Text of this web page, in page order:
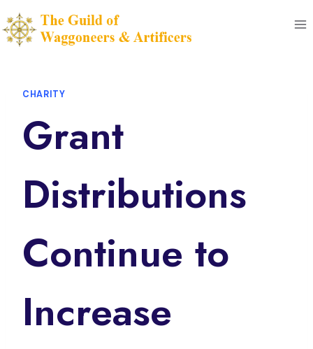
Skip
to
content
CHARITY
Grant
Distributions
Continue to
Increase